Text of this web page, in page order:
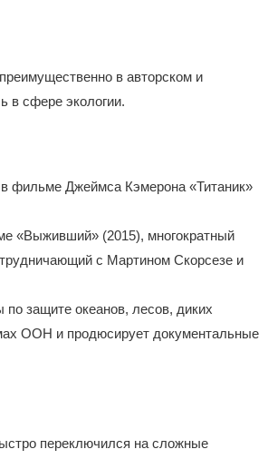
в авторском и
в сфере экологии.
фильме Джеймса Кэмерона «Титаник»
«Выживший» (2015), многократный
с Мартином Скорсезе и
защите океанов, лесов, диких
ООН и продюсирует документальные
переключился на сложные